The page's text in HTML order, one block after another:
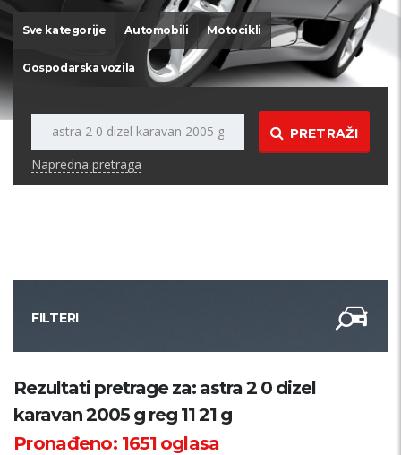
Sve kategorije Automobili Motocikli
Gospodarska vozila
PRETRAŽI
Napredna pretraga
FILTERI
Kategorija
Županija
Rezultati pretrage za: astra 2 0 dizel
karavan 2005 g reg 11 21 g
Pronađeno: 1651oglasa